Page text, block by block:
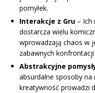
pomyłek.
Interakcje z Gru – Ich
dostarcza wielu
wprowadzają chaos w
zabawnych
Abstrakcyjne
absurdalne sposoby
kreatywność prowadzi